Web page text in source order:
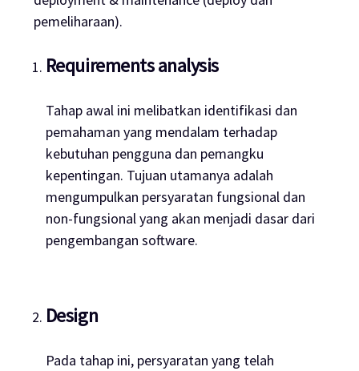
pemeliharaan).
Requirements analysis
Tahap awal ini melibatkan identifikasi dan
pemahaman yang mendalam terhadap
kebutuhan pengguna dan pemangku
kepentingan. Tujuan utamanya adalah
mengumpulkan persyaratan fungsional dan
non-fungsional yang akan menjadi dasar dari
pengembangan software.
Design
Pada tahap ini, persyaratan yang telah